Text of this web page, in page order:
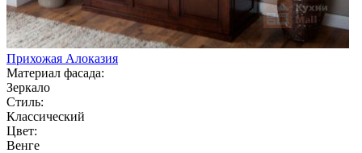
Прихожая Алоказия
Материал фасада:
Зеркало
Стиль:
Классический
Цвет:
Венге